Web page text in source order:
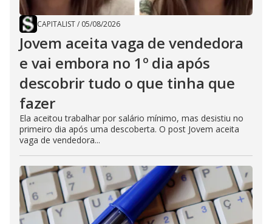
CAPITALIST/ 05/08/2026
Jovem aceita vaga de vendedora
e vai embora no 1º dia após
descobrir tudo o que tinha que
fazer
Ela aceitou trabalhar por salário mínimo, mas desistiu no
primeiro dia após uma descoberta. O post Jovem aceita
vaga de vendedora...